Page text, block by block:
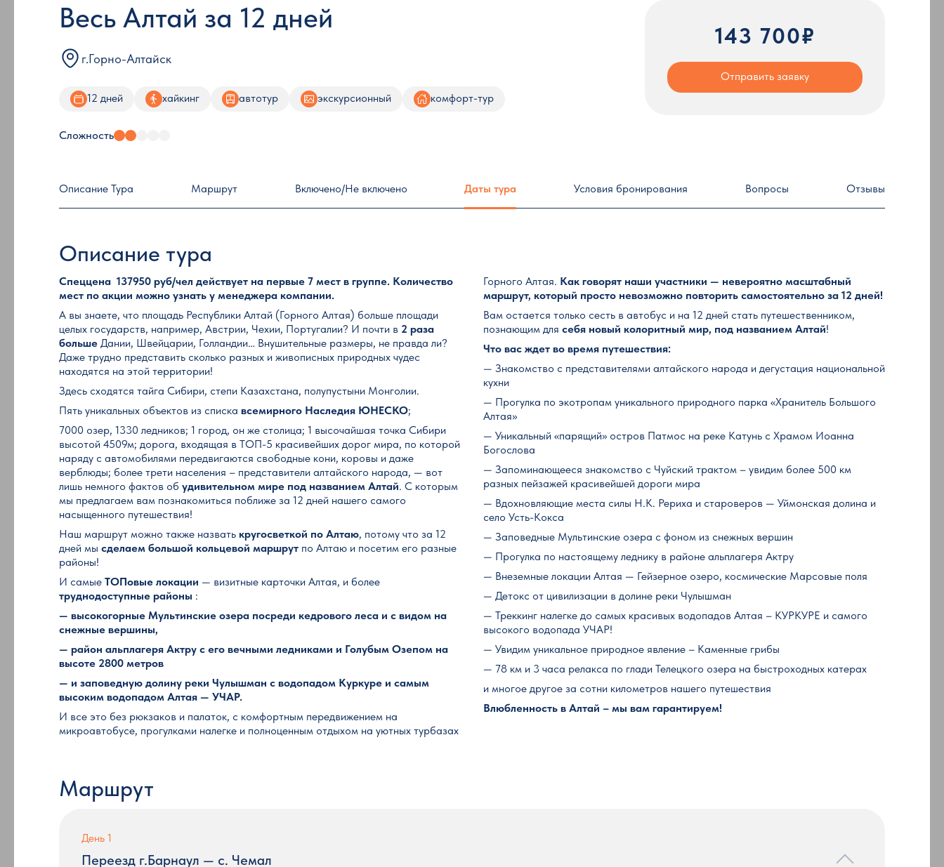
Весь Алтай за 12 дней
г.Горно-Алтайск
12 дней хайкинг автотур экскурсионный комфорт-тур
Сложность
143 700₽
Отправить заявку
Описание Тура Маршрут Включено/Не включено Даты тура Условия бронирования Вопросы Отзывы
Описание тура
Спеццена 137950 руб/чел действует на первые 7 мест в группе. Количество
мест по акции можно узнать у менеджера компании.
А вы знаете, что площадь Республики Алтай (Горного Алтая) больше площади
целых государств, например, Австрии, Чехии, Португалии? И почти в 2 раза
больше Дании, Швейцарии, Голландии… Внушительные размеры, не правда ли?
Даже трудно представить сколько разных и живописных природных чудес
находятся на этой территории!
Здесь сходятся тайга Сибири, степи Казахстана, полупустыни Монголии.
Пять уникальных объектов из списка всемирного Наследия ЮНЕСКО;
7000 озер, 1330 ледников; 1 город, он же столица; 1 высочайшая точка Сибири
высотой 4509м; дорога, входящая в ТОП-5 красивейших дорог мира, по которой
наряду с автомобилями передвигаются свободные кони, коровы и даже
верблюды; более трети населения – представители алтайского народа, — вот
лишь немного фактов об удивительном мире под названием Алтай. С которым
мы предлагаем вам познакомиться поближе за 12 дней нашего самого
насыщенного путешествия!
Наш маршрут можно также назвать кругосветкой по Алтаю, потому что за 12
дней мы сделаем большой кольцевой маршрут по Алтаю и посетим его разные
районы!
И самые ТОПовые локации — визитные карточки Алтая, и более
труднодоступные районы :
— высокогорные Мультинские озера посреди кедрового леса и с видом на
снежные вершины,
— район альплагеря Актру с его вечными ледниками и Голубым Озепом на
высоте 2800 метров
— и заповедную долину реки Чулышман с водопадом Куркуре и самым
высоким водопадом Алтая — УЧАР.
И все это без рюкзаков и палаток, с комфортным передвижением на
микроавтобусе, прогулками налегке и полноценным отдыхом на уютных турбазах
Горного Алтая. Как говорят наши участники — невероятно масштабный
маршрут, который просто невозможно повторить самостоятельно за 12 дней!
Вам остается только сесть в автобус и на 12 дней стать путешественником,
познающим для себя новый колоритный мир, под названием Алтай!
Что вас ждет во время путешествия:
— Знакомство с представителями алтайского народа и дегустация национальной
кухни
— Прогулка по экотропам уникального природного парка «Хранитель Большого
Алтая»
— Уникальный «парящий» остров Патмос на реке Катунь с Храмом Иоанна
Богослова
— Запоминающееся знакомство с Чуйский трактом – увидим более 500 км
разных пейзажей красивейшей дороги мира
— Вдохновляющие места силы Н.К. Рериха и староверов — Уймонская долина и
село Усть-Кокса
— Заповедные Мультинские озера с фоном из снежных вершин
— Прогулка по настоящему леднику в районе альплагеря Актру
— Внеземные локации Алтая — Гейзерное озеро, космические Марсовые поля
— Детокс от цивилизации в долине реки Чулышман
— Треккинг налегке до самых красивых водопадов Алтая – КУРКУРЕ и самого
высокого водопада УЧАР!
— Увидим уникальное природное явление – Каменные грибы
— 78 км и 3 часа релакса по глади Телецкого озера на быстроходных катерах
и многое другое за сотни километров нашего путешествия
Влюбленность в Алтай – мы вам гарантируем!
Маршрут
День 1
Переезд г.Барнаул — с. Чемал